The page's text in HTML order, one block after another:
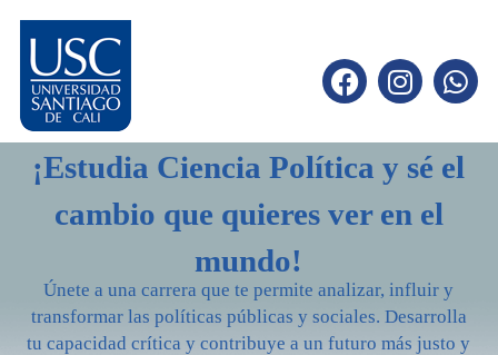
Únete a una carrera que te permite analizar, influir y
transformar las políticas públicas y sociales. Desarrolla
tu capacidad crítica y contribuye a un futuro más justo y
¡Estudia Ciencia Política y sé el
cambio que quieres ver en el
mundo!